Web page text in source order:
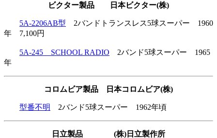
ビクター製品 日本ビクター(株)
5A-2206AB型 2バンドトランスレス5球スーパー 1960
年 7,100円
5A-245 SCHOOL RADIO 2バンド5球スーパー 1965
年
コロムビア製品 日本コロムビア(株)
型番不明 2バンド5球スーパー 1962年頃
日立製品 (株)日立製作所